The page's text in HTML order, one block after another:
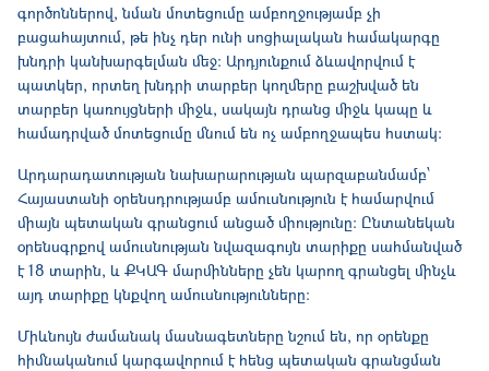
գործոններով, նման մոտեցումը ամբողջությամբ չի
բացահայտում, թե ինչ դեր ունի սոցիալական համակարգը
խնդրի կանխարգելման մեջ։ Արդյունքում ձևավորվում է
պատկեր, որտեղ խնդրի տարբեր կողմերը բաշխված են
տարբեր կառույցների միջև, սակայն դրանց միջև կապը և
համադրված մոտեցումը մնում են ոչ ամբողջապես հստակ։
Արդարադատության նախարարության պարզաբանմամբ՝
Հայաստանի օրենսդրությամբ ամուսնություն է համարվում
միայն պետական գրանցում անցած միությունը։ Ընտանեկան
օրենսգրքով ամուսնության նվազագույն տարիքը սահմանված
է 18 տարին, և ՔԿԱԳ մարմինները չեն կարող գրանցել մինչև
այդ տարիքը կնքվող ամուսնությունները։
Միևնույն ժամանակ մասնագետները նշում են, որ օրենքը
հիմնականում կարգավորում է հենց պետական գրանցման